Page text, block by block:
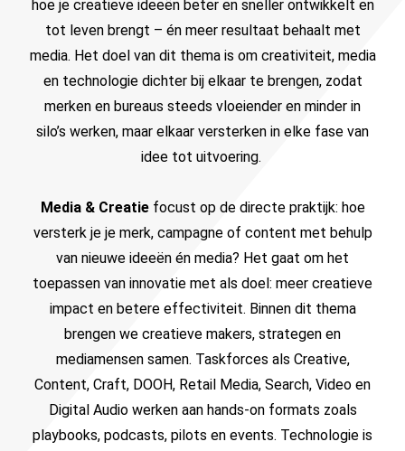
hoe je creatieve ideeën beter en sneller ontwikkelt en
tot leven brengt – én meer resultaat behaalt met
media. Het doel van dit thema is om creativiteit, media
en technologie dichter bij elkaar te brengen, zodat
merken en bureaus steeds vloeiender en minder in
silo’s werken, maar elkaar versterken in elke fase van
idee tot uitvoering.
Media & Creatiefocust op de directe praktijk: hoe
versterk je je merk, campagne of content met behulp
van nieuwe ideeën én media? Het gaat om het
toepassen van innovatie met als doel: meer creatieve
impact en betere effectiviteit. Binnen dit thema
brengen we creatieve makers, strategen en
mediamensen samen. Taskforces als Creative,
Content, Craft, DOOH, Retail Media, Search, Video en
Digital Audio werken aan hands-on formats zoals
playbooks, podcasts, pilots en events. Technologie is